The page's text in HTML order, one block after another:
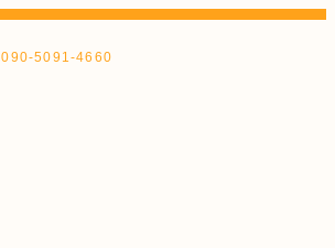
090-5091-4660